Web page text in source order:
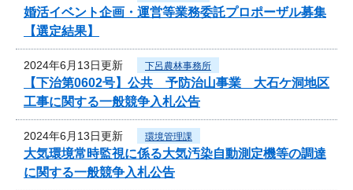
婚活イベント企画・運営等業務委託プロポーザル募集
【選定結果】
2024年6月13日更新 下呂農林事務所
【下治第0602号】公共 予防治山事業 大石ケ洞地区
工事に関する一般競争入札公告
2024年6月13日更新 環境管理課
大気環境常時監視に係る大気汚染自動測定機等の調達
に関する一般競争入札公告